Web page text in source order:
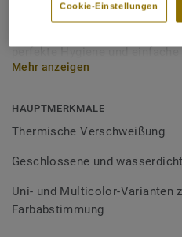
zweier PVC-Bahnen
perfekte Hygiene und
Schweißschnüre sind
Bodenbelagssortiment
von Kontrastfarben lassen sich
Mehr anzeigen
HAUPTMERKMALE
Thermische Verschweißung
Geschlossene und
Uni- und Multicolor-Varianten
Farbabstimmung
Cookie-Einstellungen